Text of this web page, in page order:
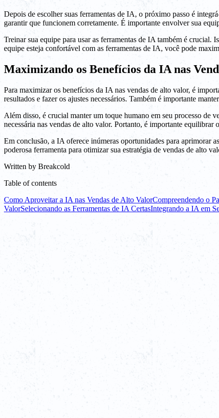
Depois de escolher suas ferramentas de IA, o próximo passo é
garantir que funcionem corretamente. É importante envolver sua
Treinar sua equipe para usar as ferramentas de IA também é crucial.
equipe esteja confortável com as ferramentas de IA, você pode
Maximizando os Benefícios da IA nas
Para maximizar os benefícios da IA nas vendas de alto valor, é
resultados e fazer os ajustes necessários. Também é importante
Além disso, é crucial manter um toque humano em seu processo de
necessária nas vendas de alto valor. Portanto, é importante
Em conclusão, a IA oferece inúmeras oportunidades para aprimorar
poderosa ferramenta para otimizar sua estratégia de vendas de alto
Written by Breakcold
Table of contents
Como Aproveitar a IA nas Vendas de Alto ValorCompreendendo o
ValorSelecionando as Ferramentas de IA CertasIntegrando a IA em